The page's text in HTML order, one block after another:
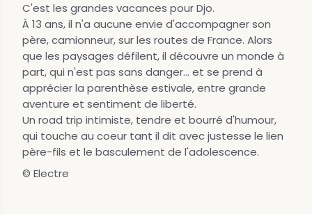
C'est les grandes vacances pour Djo.
À 13 ans, il n'a aucune envie d'accompagner son
père, camionneur, sur les routes de France. Alors
que les paysages défilent, il découvre un monde à
part, qui n'est pas sans danger... et se prend à
apprécier la parenthèse estivale, entre grande
aventure et sentiment de liberté.
Un road trip intimiste, tendre et bourré d'humour,
qui touche au coeur tant il dit avec justesse le lien
père-fils et le basculement de l'adolescence.
© Electre